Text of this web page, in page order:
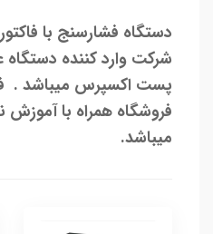
دستگاه فشارسنج با
شرکت وارد کننده
پست اکسپرس میباشد
فروشگاه همراه با آموزش
میباشد.